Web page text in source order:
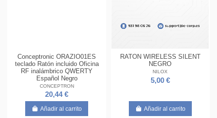
Conceptronic ORAZIO01ES
teclado Ratón incluido Oficina
RF inalámbrico QWERTY
Español Negro
CONCEPTRON
20,44 €
Añadir al carrito
RATON WIRELESS SILENT
NEGRO
NILOX
5,00 €
Añadir al carrito